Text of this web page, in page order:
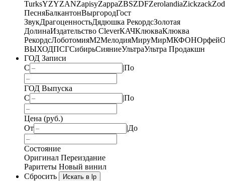
TurksYZYZANZapisyZappaZBSZDFZerolandiaZickzack
ПесняБалкантонВыргородГост
ЗвукДрагоценностьДядюшка РекордсЗолотая
ДолинаИздательство CleverКАЧКлюкваКлюква
РекордсЛоботомияМ2МелодияМируМирМКФОНОрфей
ВЫХОДПСГСибирьСияниеУльтраУльтра Продакшн
ГОД Записи
С
|По
ГОД Выпуска
С
|По
Цена (руб.)
От
|До
Состояние
Оригинал Переиздание
Раритеты Новый винил
Сбросить
Искать в lp